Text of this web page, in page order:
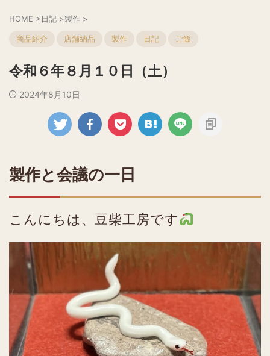
HOME >日記 >製作 >
商品紹介 店舗納品 製作 日記 ご飯
令和６年８月１０日（土）
2024年8月10日
製作と会議の一日
こんにちは、豆柴工房です